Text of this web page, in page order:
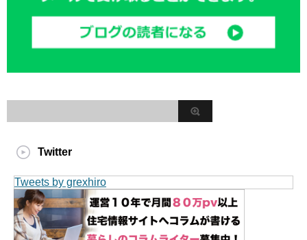
Twitter
Tweets by grexhiro